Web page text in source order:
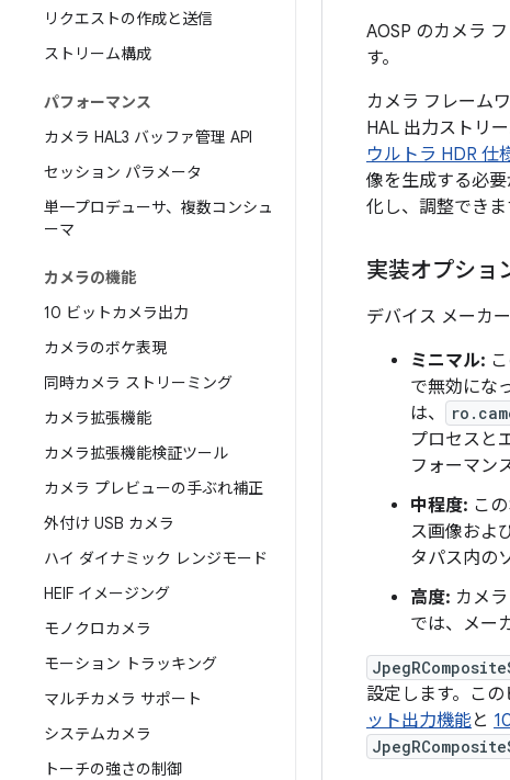
リクエストの作成と送信
ストリーム構成
パフォーマンス
カメラ HAL3 バッファ管理 API
セッション パラメータ
単一プロデューサ、複数コンシュ
ーマ
カメラの機能
10 ビットカメラ出力
カメラのボケ表現
同時カメラ ストリーミング
カメラ拡張機能
カメラ拡張機能検証ツール
カメラ プレビューの手ぶれ補正
外付け USB カメラ
ハイ ダイナミック レンジモード
HEIF イメージング
モノクロカメラ
モーション トラッキング
マルチカメラ サポート
システムカメラ
トーチの強さの制御
AOSP のカメラ
す。
カメラ フレーム
HAL 出力ストリ
ウルトラ HDR 仕
像を生成する必
化し、調整できま
実装オプショ
デバイス メーカ
ミニマル:
で無効にな
は、
プロセスと
フォーマン
中程度: こ
ス画像およ
タパス内の
高度: カメ
では、メー
設定します。こ
ット出力機能と